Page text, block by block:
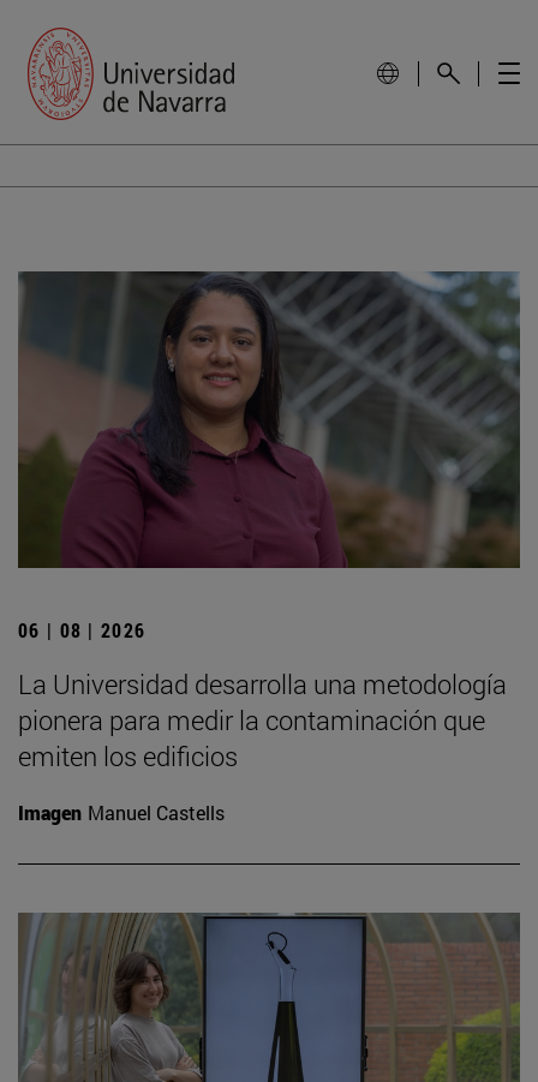
06 | 08 | 2026
La Universidad desarrolla una metodología
pionera para medir la contaminación que
emiten los edificios
Imagen Manuel Castells